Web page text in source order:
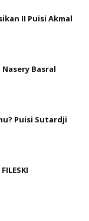
II Puisi Akmal
Basral
Puisi Sutardji